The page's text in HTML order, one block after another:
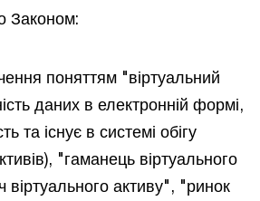
Законом:
поняттям "віртуальний
даних в електронній формі,
та існує в системі обігу
"гаманець віртуального
віртуального активу", "ринок